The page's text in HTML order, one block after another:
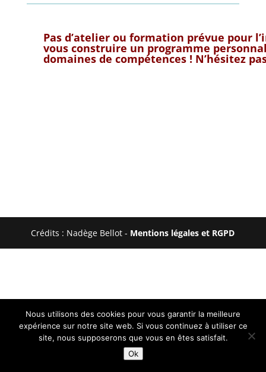
Pas d’atelier ou formation prévue pour
vous construire un programme
domaines de compétences ! N’hésitez
Crédits : Nadège Bellot - Mentions légales et RGPD
Nous utilisons des cookies pour vous garantir la meilleure
expérience sur notre site web. Si vous continuez à utiliser ce
site, nous supposerons que vous en êtes satisfait.
Ok